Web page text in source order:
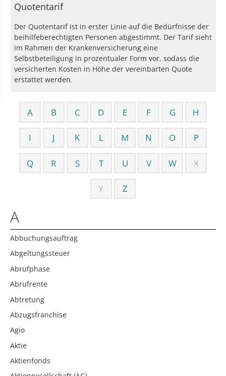
A B C D E F G H
I J K L M N O P
Q R S T U V W X
Y Z
A
Abbuchungsauftrag
Abgeltungssteuer
Abrufphase
Abrufrente
Abtretung
Abzugsfranchise
Agio
Aktie
Aktienfonds
Quotentarif
Der Quotentarif ist in erster Linie auf die Bedürfnisse der
beihilfeberechtigten Personen abgestimmt. Der Tarif sieht
im Rahmen der Krankenversicherung eine
Selbstbeteiligung in prozentualer Form vor, sodass die
versicherten Kosten in Höhe der vereinbarten Quote
erstattet werden.